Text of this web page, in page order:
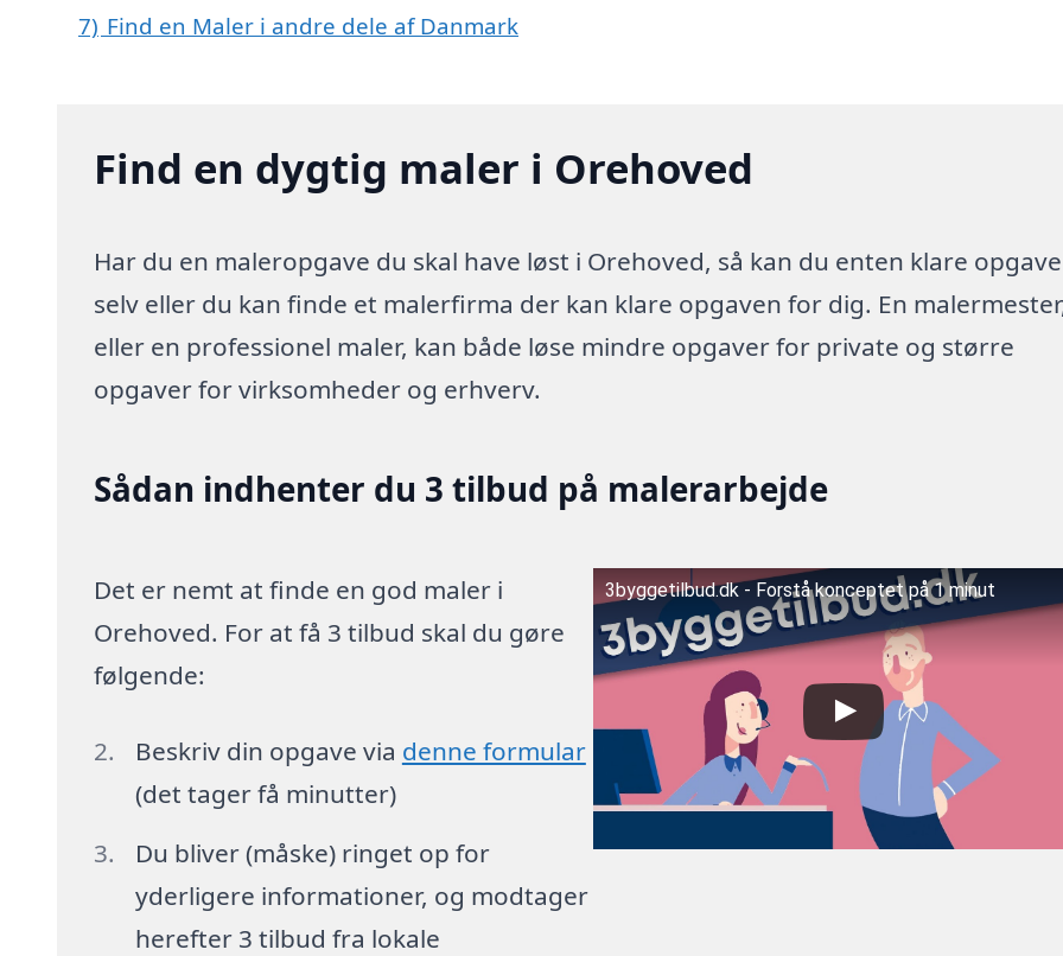
7) Find en Maler i andre dele af Danmark
Find en dygtig maler i Orehoved
Har du en maleropgave du skal have løst i Orehoved, så kan du enten klare
selv eller du kan finde et malerfirma der kan klare opgaven for dig. En
eller en professionel maler, kan både løse mindre opgaver for private og større
opgaver for virksomheder og erhverv.
Sådan indhenter du 3 tilbud på malerarbejde
Det er nemt at finde en god maler i
Orehoved. For at få 3 tilbud skal du gøre
følgende:
Beskriv din opgave via denne formular
(det tager få minutter)
Du bliver (måske) ringet op for
yderligere informationer, og modtager
herefter 3 tilbud fra lokale
3byggetilbud.dk - Forstå konceptet på 1 minut